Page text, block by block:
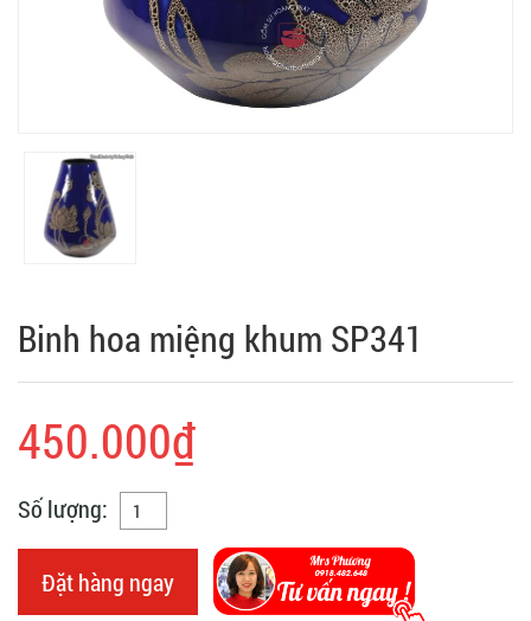
Binh hoa miệng khum SP341
450.000₫
Số lượng:
Đặt hàng ngay